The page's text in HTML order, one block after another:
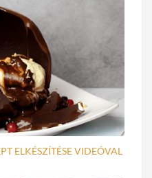
ELKÉSZÍTÉSE VIDEÓVAL